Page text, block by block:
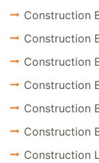
Construction
Construction
Construction
Construction
Construction
Construction
Construction